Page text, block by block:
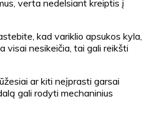
verta nedelsiant kreiptis į
kad variklio apsukos kyla,
visai nesikeičia, tai gali reikšti
ar kiti neįprasti garsai
gali rodyti mechaninius